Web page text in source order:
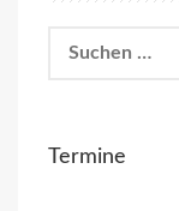
nach:
Termine